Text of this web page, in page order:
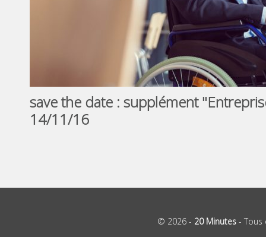
save the date : supplément
14/11/16
© 2026 - 20 Minutes -